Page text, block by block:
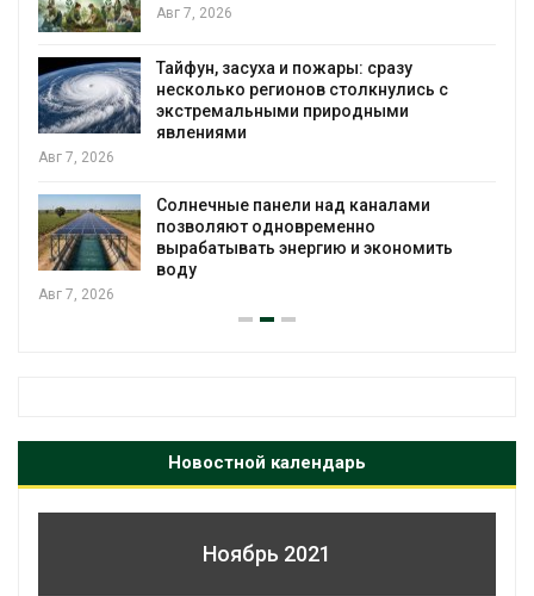
Авг 7, 2026
Тайфун, засуха и пожары: сразу
несколько регионов столкнулись с
экстремальными природными
явлениями
Авг 7, 2026
Солнечные панели над каналами
позволяют одновременно
вырабатывать энергию и экономить
воду
Авг 7, 2026
Новостной календарь
Ноябрь 2021